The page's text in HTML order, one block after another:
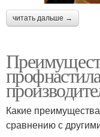
читать дальше →
Какие
сравнению с